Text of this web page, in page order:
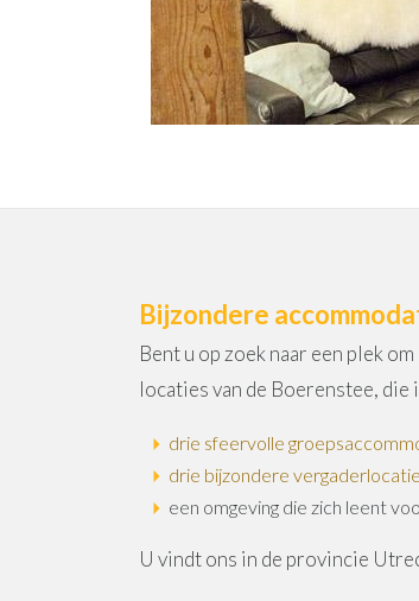
Bijzondere
Bent u op zoek naar een plek
locaties van de Boerenstee,
drie sfeervolle
drie bijzondere
een omgeving die zich leent
U vindt ons in de provincie